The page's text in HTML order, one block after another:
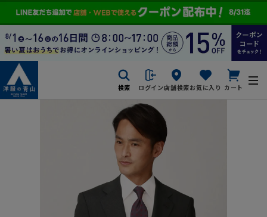
検索 ログイン店舗検索お気に入り カート